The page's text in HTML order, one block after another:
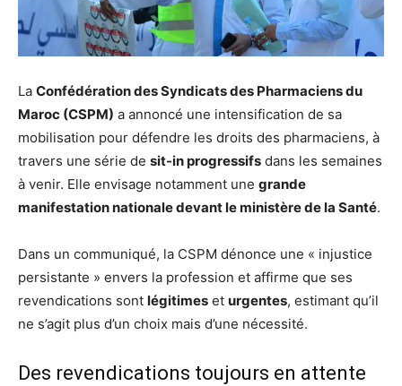
La Confédération des Syndicats des Pharmaciens du
Maroc (CSPM) a annoncé une intensification de sa
mobilisation pour défendre les droits des pharmaciens, à
travers une série de sit-in progressifs dans les semaines
à venir. Elle envisage notamment une grande
manifestation nationale devant le ministère de la Santé.
Dans un communiqué, la CSPM dénonce une « injustice
persistante » envers la profession et affirme que ses
revendications sont légitimes et urgentes, estimant qu’il
ne s’agit plus d’un choix mais d’une nécessité.
Des revendications toujours en attente